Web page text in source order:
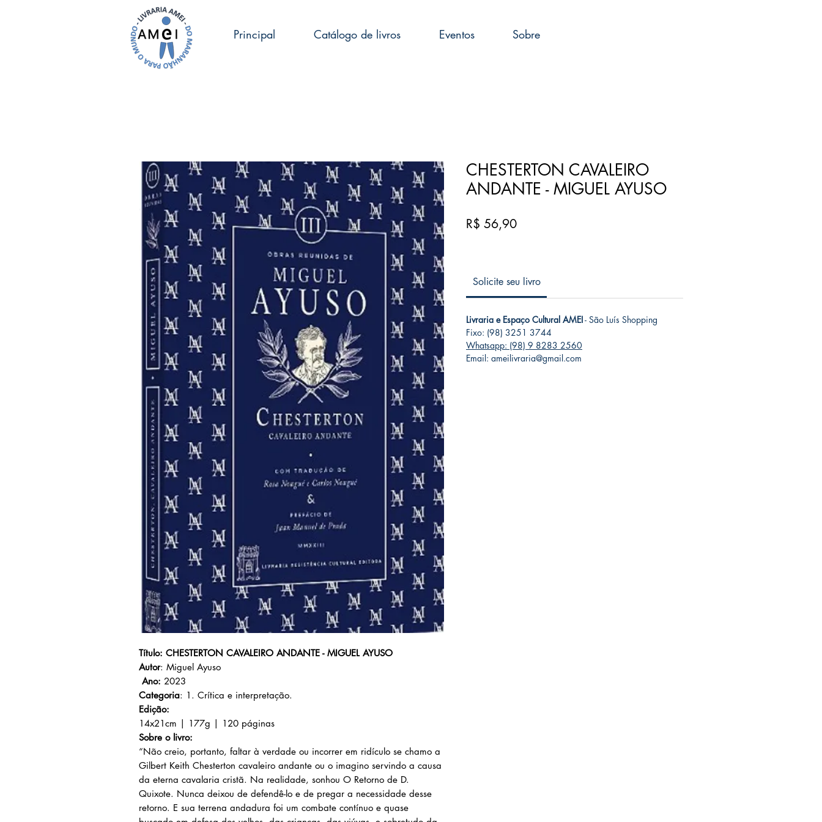
Principal Catálogo de livros Eventos Sobre
Título: CHESTERTON CAVALEIRO ANDANTE - MIGUEL AYUSO
Autor: Miguel Ayuso
Ano: 2023
Categoria: 1. Crítica e interpretação.
Edição:
14x21cm | 177g | 120 páginas
Sobre o livro:
“Não creio, portanto, faltar à verdade ou incorrer em ridículo se chamo a
Gilbert Keith Chesterton cavaleiro andante ou o imagino servindo a causa
da eterna cavalaria cristã. Na realidade, sonhou O Retorno de D.
Quixote. Nunca deixou de defendê-lo e de pregar a necessidade desse
retorno. E sua terrena andadura foi um combate contínuo e quase
CHESTERTON CAVALEIRO
ANDANTE - MIGUEL AYUSO
R$ 56,90Preço
Solicite seu livro
Livraria e Espaço Cultural AMEI- São Luís Shopping
Fixo: (98) 3251 3744
Whatsapp: (98) 9 8283 2560
Email: ameilivraria@gmail.com